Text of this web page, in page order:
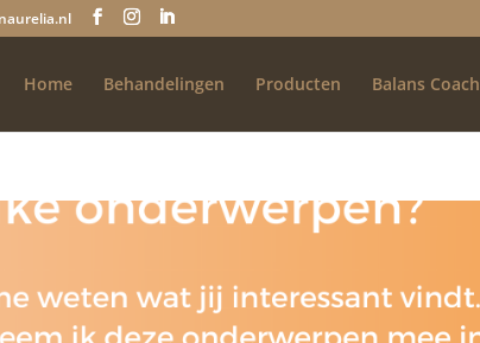
Home Behandelingen Producten Balans Coach